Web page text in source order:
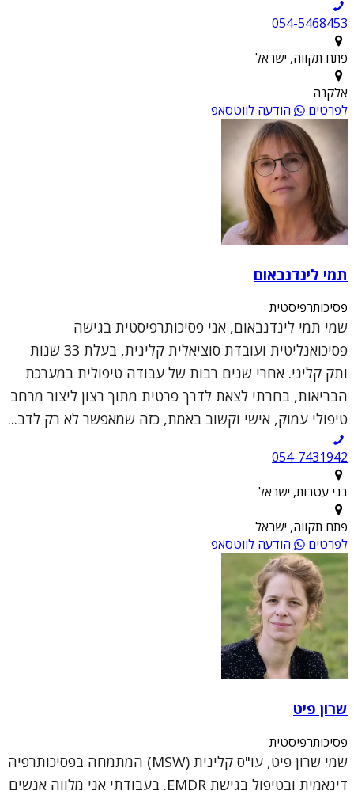
054-5468453
פתח תקווה, ישראל
אלקנה
לפרטים
הודעה לווטסאפ
תמי לינדנבאום
פסיכותרפיסטית
שמי תמי לינדנבאום, אני פסיכותרפיסטית בגישה
פסיכואנליטית ועובדת סוציאלית קלינית, בעלת 33 שנות
ותק קליני. אחרי שנים רבות של עבודה טיפולית במערכת
הבריאות, בחרתי לצאת לדרך פרטית מתוך רצון ליצור מרחב
טיפולי עמוק, אישי וקשוב באמת, כזה שמאפשר לא רק לדב...
054-7431942
בני עטרות, ישראל
פתח תקווה, ישראל
לפרטים
הודעה לווטסאפ
שרון פיט
פסיכותרפיסטית
שמי שרון פיט, עו"ס קלינית (MSW) המתמחה בפסיכותרפיה
דינאמית ובטיפול בגישת EMDR. בעבודתי אני מלווה אנשים